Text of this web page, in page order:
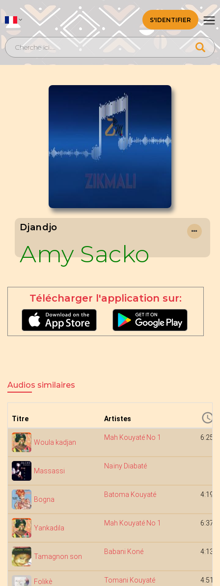
S'IDENTIFIER
Djandjo
Amy Sacko
Télécharger l'application sur:
Audios similaires
Titre Artistes
Woula kadjan
Mah Kouyaté No 1 6:25
Massassi
Naïny Diabaté
Bogna
Batoma Kouyaté 4:19
Yankadila
Mah Kouyaté No 1 6:37
Tamagnon son
Babani Koné 4:13
Folikè Tomani Kouyaté 4:51